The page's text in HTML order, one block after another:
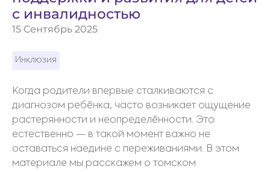
с инвалидностью
15 Сентябрь 2025
Инклюзия
Когда родители впервые сталкиваются с
диагнозом ребёнка, часто возникает ощущение
растерянности и неопределённости. Это
естественно — в такой момент важно не
оставаться наедине с переживаниями. В этом
материале мы расскажем о томском